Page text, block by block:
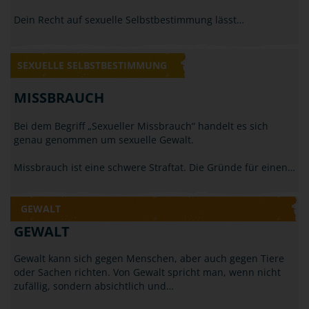
Dein Recht auf sexuelle Selbstbestimmung lässt…
SEXUELLE SELBSTBESTIMMUNG
MISSBRAUCH
Bei dem Begriff „Sexueller Missbrauch“ handelt es sich
genau genommen um sexuelle Gewalt.
Missbrauch ist eine schwere Straftat. Die Gründe für einen…
GEWALT
GEWALT
Gewalt kann sich gegen Menschen, aber auch gegen Tiere
oder Sachen richten. Von Gewalt spricht man, wenn nicht
zufällig, sondern absichtlich und…